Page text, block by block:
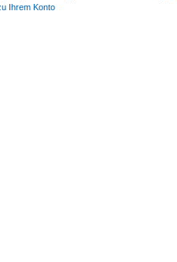
Ihrem Konto